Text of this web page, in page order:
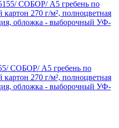
СОБОР/ А5 гребень по
270 г/м², полноцветная
обложка - выборочный УФ-